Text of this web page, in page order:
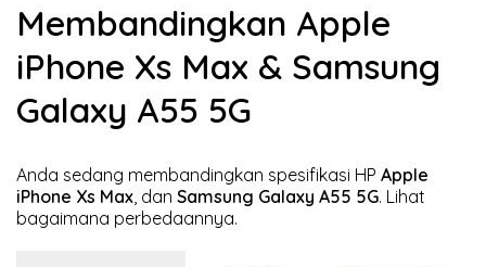
Membandingkan Apple
iPhone Xs Max & Samsung
Galaxy A55 5G
Anda sedang membandingkan spesifikasi HP Apple
iPhone Xs Max, dan Samsung Galaxy A55 5G. Lihat
bagaimana perbedaannya.